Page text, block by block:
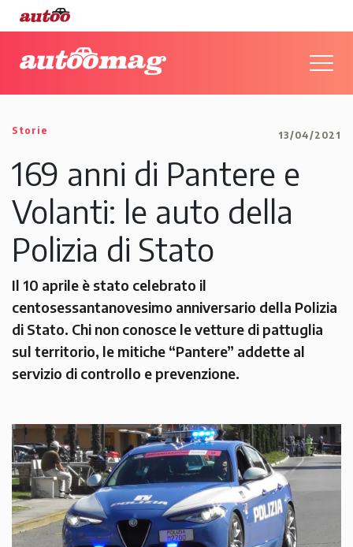
Storie 13/04/2021
169 anni di Pantere e
Volanti: le auto della
Polizia di Stato
Il 10 aprile è stato celebrato il
centosessantanovesimo anniversario della Polizia
di Stato. Chi non conosce le vetture di pattuglia
sul territorio, le mitiche “Pantere” addette al
servizio di controllo e prevenzione.